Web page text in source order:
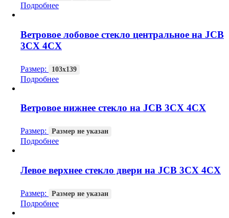
Подробнее
Ветровое лобовое стекло центральное на JCB
3CX 4CX
Размер: 103х139
Подробнее
Ветровое нижнее стекло на JCB 3CX 4CX
Размер: Размер не указан
Подробнее
Левое верхнее стекло двери на JCB 3CX 4CX
Размер: Размер не указан
Подробнее